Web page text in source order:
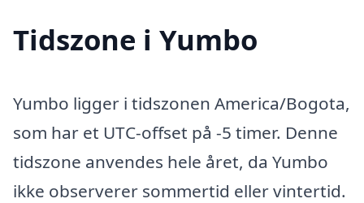
Tidszone i Yumbo
Yumbo ligger i tidszonen America/Bogota,
som har et UTC-offset på -5 timer. Denne
tidszone anvendes hele året, da Yumbo
ikke observerer sommertid eller vintertid.